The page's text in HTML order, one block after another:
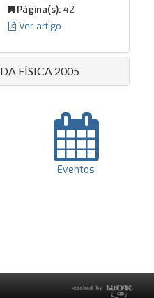
Página(s): 42
Ver artigo
FÍSICA 2005
Eventos